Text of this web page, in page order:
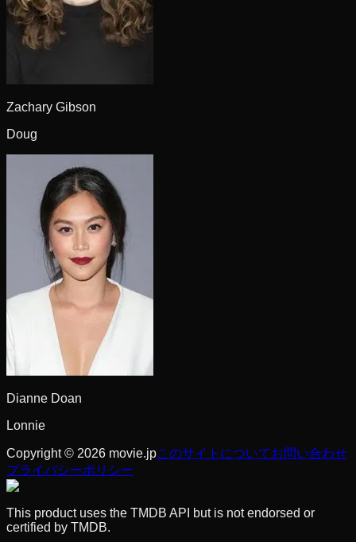
Zachary Gibson
Doug
Dianne Doan
Lonnie
Copyright © 2026 movie.jpこのサイトについてお問い合わせ
プライバシーポリシー
This product uses the TMDB API but is not endorsed or
certified by TMDB.